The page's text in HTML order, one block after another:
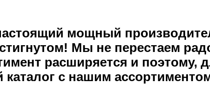
мощный
Мы не перестаем
расширяется и поэтому,
с нашим